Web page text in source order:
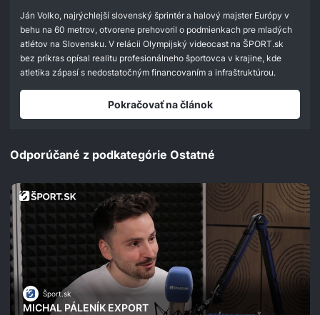
seconds
Ján Volko, najrýchlejší slovenský šprintér a halový majster Európy v
behu na 60 metrov, otvorene prehovoril o podmienkach pre mladých
atlétov na Slovensku. V relácii Olympijský videocast na ŠPORT.sk
bez príkras opísal realitu profesionálneho športovca v krajine, kde
atletika zápasí s nedostatočným financovaním a infraštruktúrou.
Pokračovať na článok
Odporúčané z podkategórie Ostatné
Šport.sk
MICHAL PÁLENÍK EXPORT